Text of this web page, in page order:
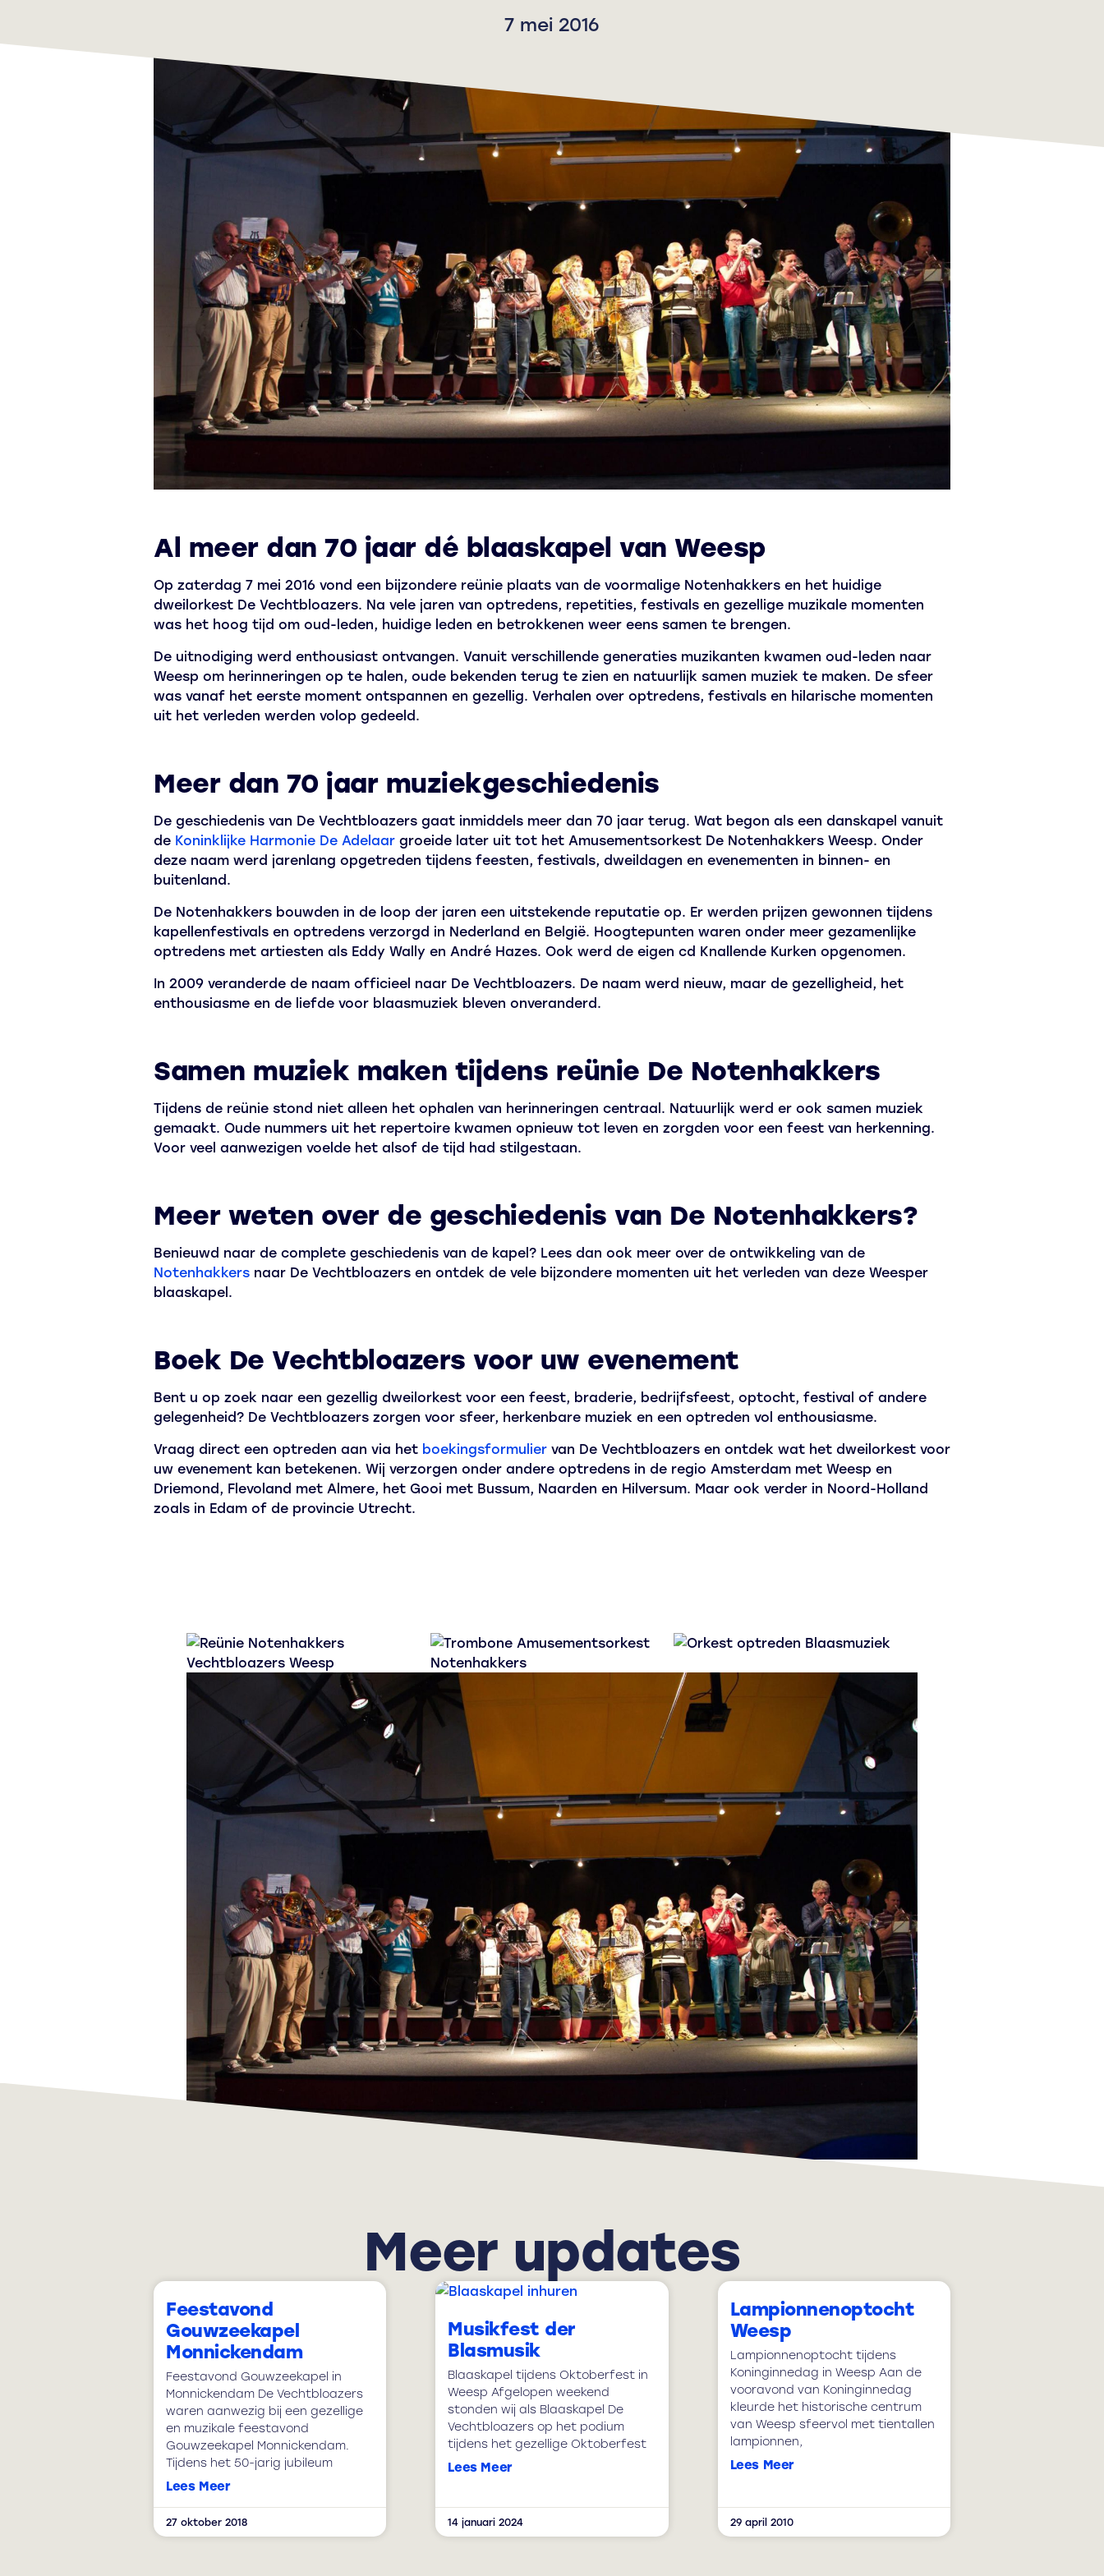
7 mei 2016
Al meer dan 70 jaar dé blaaskapel van Weesp
Op zaterdag 7 mei 2016 vond een bijzondere reünie plaats van de voormalige Notenhakkers en het huidige
dweilorkest De Vechtbloazers. Na vele jaren van optredens, repetities, festivals en gezellige muzikale momenten
was het hoog tijd om oud-leden, huidige leden en betrokkenen weer eens samen te brengen.
De uitnodiging werd enthousiast ontvangen. Vanuit verschillende generaties muzikanten kwamen oud-leden naar
Weesp om herinneringen op te halen, oude bekenden terug te zien en natuurlijk samen muziek te maken. De sfeer
was vanaf het eerste moment ontspannen en gezellig. Verhalen over optredens, festivals en hilarische momenten
uit het verleden werden volop gedeeld.
Meer dan 70 jaar muziekgeschiedenis
De geschiedenis van De Vechtbloazers gaat inmiddels meer dan 70 jaar terug. Wat begon als een danskapel vanuit
de Koninklijke Harmonie De Adelaar groeide later uit tot het Amusementsorkest De Notenhakkers Weesp. Onder
deze naam werd jarenlang opgetreden tijdens feesten, festivals, dweildagen en evenementen in binnen- en
buitenland.
De Notenhakkers bouwden in de loop der jaren een uitstekende reputatie op. Er werden prijzen gewonnen tijdens
kapellenfestivals en optredens verzorgd in Nederland en België. Hoogtepunten waren onder meer gezamenlijke
optredens met artiesten als Eddy Wally en André Hazes. Ook werd de eigen cd Knallende Kurken opgenomen.
In 2009 veranderde de naam officieel naar De Vechtbloazers. De naam werd nieuw, maar de gezelligheid, het
enthousiasme en de liefde voor blaasmuziek bleven onveranderd.
Samen muziek maken tijdens reünie De Notenhakkers
Tijdens de reünie stond niet alleen het ophalen van herinneringen centraal. Natuurlijk werd er ook samen muziek
gemaakt. Oude nummers uit het repertoire kwamen opnieuw tot leven en zorgden voor een feest van herkenning.
Voor veel aanwezigen voelde het alsof de tijd had stilgestaan.
Meer weten over de geschiedenis van De Notenhakkers?
Benieuwd naar de complete geschiedenis van de kapel? Lees dan ook meer over de ontwikkeling van de
Notenhakkers naar De Vechtbloazers en ontdek de vele bijzondere momenten uit het verleden van deze Weesper
blaaskapel.
Boek De Vechtbloazers voor uw evenement
Bent u op zoek naar een gezellig dweilorkest voor een feest, braderie, bedrijfsfeest, optocht, festival of andere
gelegenheid? De Vechtbloazers zorgen voor sfeer, herkenbare muziek en een optreden vol enthousiasme.
Vraag direct een optreden aan via het boekingsformulier van De Vechtbloazers en ontdek wat het dweilorkest voor
uw evenement kan betekenen. Wij verzorgen onder andere optredens in de regio Amsterdam met Weesp en
Driemond, Flevoland met Almere, het Gooi met Bussum, Naarden en Hilversum. Maar ook verder in Noord-Holland
zoals in Edam of de provincie Utrecht.
Meer updates
Feestavond
Gouwzeekapel
Monnickendam
Feestavond Gouwzeekapel in
Monnickendam De Vechtbloazers
waren aanwezig bij een gezellige
en muzikale feestavond
Gouwzeekapel Monnickendam.
Tijdens het 50-jarig jubileum
Lees Meer
27 oktober 2018
Musikfest der
Blasmusik
Blaaskapel tijdens Oktoberfest in
Weesp Afgelopen weekend
stonden wij als Blaaskapel De
Vechtbloazers op het podium
tijdens het gezellige Oktoberfest
Lees Meer
14 januari 2024
Lampionnenoptocht
Weesp
Lampionnenoptocht tijdens
Koninginnedag in Weesp Aan de
vooravond van Koninginnedag
kleurde het historische centrum
van Weesp sfeervol met tientallen
lampionnen,
Lees Meer
29 april 2010